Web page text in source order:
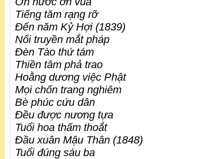
Tiếng tăm rạng rỡ
Đến năm Kỷ Hợi (1839)
Nối truyền mắt pháp
Đèn Tào thứ tám
Thiền tâm phả trao
Hoằng dương việc Phật
Mọi chốn trang nghiêm
Bè phúc cứu dân
Đều được nương tựa
Tuổi hoa thấm thoắt
Đầu xuân Mậu Thân (1848)
Tuổi đúng sáu ba